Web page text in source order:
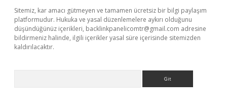
Sitemiz, kar amacı gütmeyen ve tamamen ücretsiz bir bilgi paylaşım
platformudur. Hukuka ve yasal düzenlemelere aykırı olduğunu
düşündüğünüz içerikleri, backlinkpanelicomtr@gmail.com adresine
bildirmeniz halinde, ilgili içerikler yasal süre içerisinde sitemizden
kaldırılacaktır.